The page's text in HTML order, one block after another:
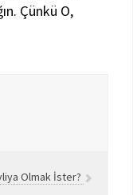
Çünkü O,
Olmak İster?